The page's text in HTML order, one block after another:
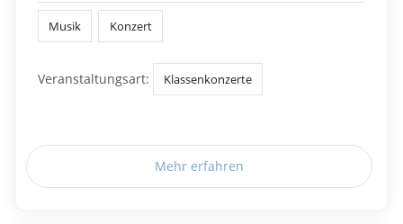
Musik Konzert
Veranstaltungsart: Klassenkonzerte
Mehr erfahren